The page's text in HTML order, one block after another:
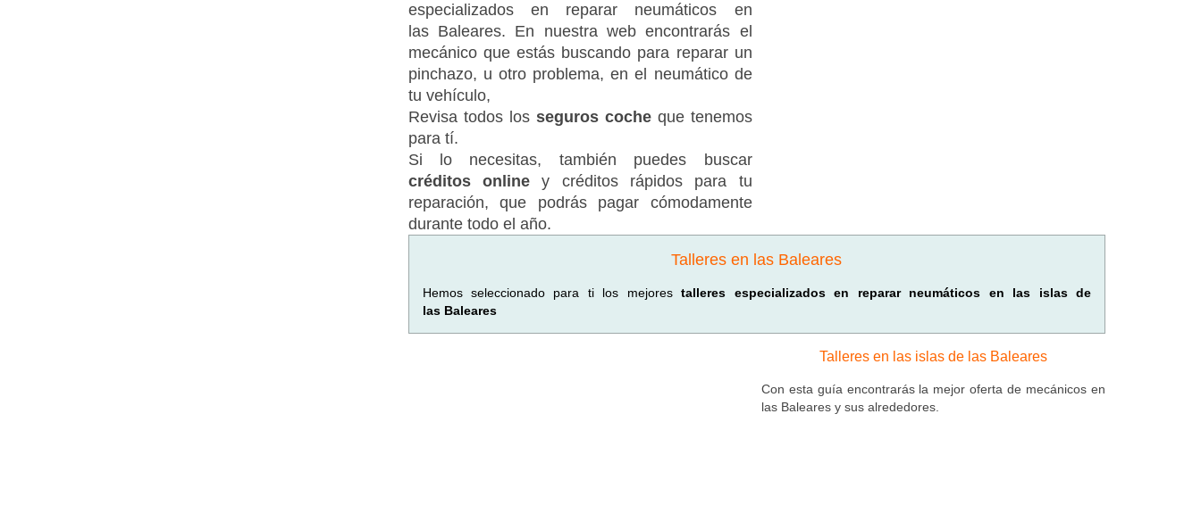
especializados en reparar neumáticos en
las Baleares. En nuestra web encontrarás el
mecánico que estás buscando para reparar un
pinchazo, u otro problema, en el neumático de
tu vehículo,
Revisa todos los seguros cocheque tenemos
para tí.
Si lo necesitas, también puedes buscar
créditos onliney créditos rápidos para tu
reparación, que podrás pagar cómodamente
durante todo el año.
Talleres en las Baleares
Hemos seleccionado para ti los mejorestalleres especializados en reparar neumáticos en las islas de
las Baleares
Talleres en las islas de las Baleares
Con esta guía encontrarás la mejor oferta de mecánicos en
las Baleares y sus alrededores.